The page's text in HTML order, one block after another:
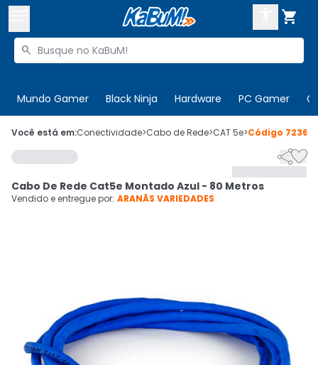

Buscar produtos

Mundo Gamer Black Ninja Hardware PC Gamer
 Olá. Acesse sua conta
 Departamentos
Cupons
CADASTRE-SE
Você está em:Conectividade>Cabo de Rede>CAT 5e>Código

Cabo De Rede Cat5e Montado Azul - 80 Metros
Vendido e entregue por: ARANÃS VARIEDADES